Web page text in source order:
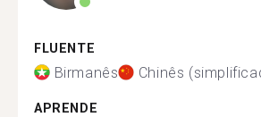
FLUENTE
Birmanês Chinês
APRENDE